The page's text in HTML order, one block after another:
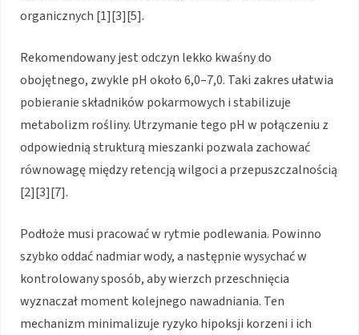
organicznych [1][3][5].
Rekomendowany jest odczyn lekko kwaśny do
obojętnego, zwykle pH około 6,0–7,0. Taki zakres ułatwia
pobieranie składników pokarmowych i stabilizuje
metabolizm rośliny. Utrzymanie tego pH w połączeniu z
odpowiednią strukturą mieszanki pozwala zachować
równowagę między retencją wilgoci a przepuszczalnością
[2][3][7].
Podłoże musi pracować w rytmie podlewania. Powinno
szybko oddać nadmiar wody, a następnie wysychać w
kontrolowany sposób, aby wierzch przeschnięcia
wyznaczał moment kolejnego nawadniania. Ten
mechanizm minimalizuje ryzyko hipoksji korzeni i ich